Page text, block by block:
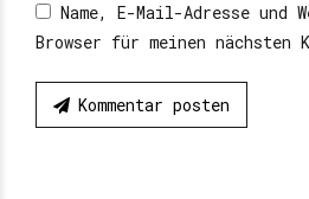
Name, E-Mail-Adresse und
Browser für meinen nächsten
Kommentar posten